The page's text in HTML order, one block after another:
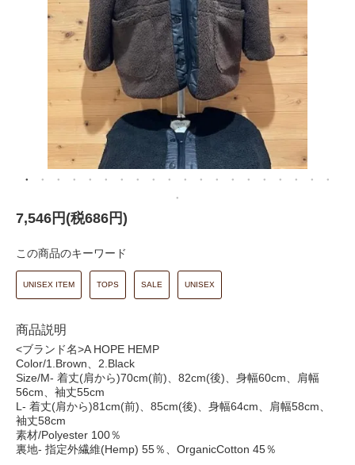
7,546円(税686円)
この商品のキーワード
UNISEX ITEM TOPS SALE UNISEX
商品説明
<ブランド名>A HOPE HEMP
Color/1.Brown、2.Black
Size/M- 着丈(肩から)70cm(前)、82cm(後)、身幅60cm、肩幅
56cm、袖丈55cm
L- 着丈(肩から)81cm(前)、85cm(後)、身幅64cm、肩幅58cm、
袖丈58cm
素材/Polyester 100％
裏地- 指定外繊維(Hemp) 55％、OrganicCotton 45％